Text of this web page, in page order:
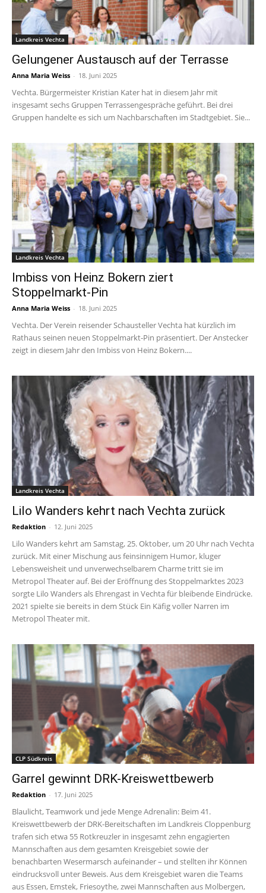
Landkreis Vechta
Gelungener Austausch auf der Terrasse
Anna Maria Weiss - 18. Juni 2025
Vechta. Bürgermeister Kristian Kater hat in diesem Jahr mit
insgesamt sechs Gruppen Terrassengespräche geführt. Bei drei
Gruppen handelte es sich um Nachbarschaften im Stadtgebiet. Sie...
Landkreis Vechta
Imbiss von Heinz Bokern ziert
Stoppelmarkt-Pin
Anna Maria Weiss - 18. Juni 2025
Vechta. Der Verein reisender Schausteller Vechta hat kürzlich im
Rathaus seinen neuen Stoppelmarkt-Pin präsentiert. Der Anstecker
zeigt in diesem Jahr den Imbiss von Heinz Bokern....
Landkreis Vechta
Lilo Wanders kehrt nach Vechta zurück
Redaktion - 12. Juni 2025
Lilo Wanders kehrt am Samstag, 25. Oktober, um 20 Uhr nach Vechta
zurück. Mit einer Mischung aus feinsinnigem Humor, kluger
Lebensweisheit und unverwechselbarem Charme tritt sie im
Metropol Theater auf. Bei der Eröffnung des Stoppelmarktes 2023
sorgte Lilo Wanders als Ehrengast in Vechta für bleibende Eindrücke.
2021 spielte sie bereits in dem Stück Ein Käfig voller Narren im
Metropol Theater mit.
CLP Südkreis
Garrel gewinnt DRK-Kreiswettbewerb
Redaktion - 17. Juni 2025
Blaulicht, Teamwork und jede Menge Adrenalin: Beim 41.
Kreiswettbewerb der DRK-Bereitschaften im Landkreis Cloppenburg
trafen sich etwa 55 Rotkreuzler in insgesamt zehn engagierten
Mannschaften aus dem gesamten Kreisgebiet sowie der
benachbarten Wesermarsch aufeinander – und stellten ihr Können
eindrucksvoll unter Beweis. Aus dem Kreisgebiet waren die Teams
aus Essen, Emstek, Friesoythe, zwei Mannschaften aus Molbergen,